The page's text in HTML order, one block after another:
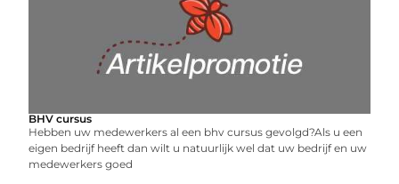
BHV cursus
Hebben uw medewerkers al een bhv cursus gevolgd?Als u een
eigen bedrijf heeft dan wilt u natuurlijk wel dat uw bedrijf en uw
medewerkers goed